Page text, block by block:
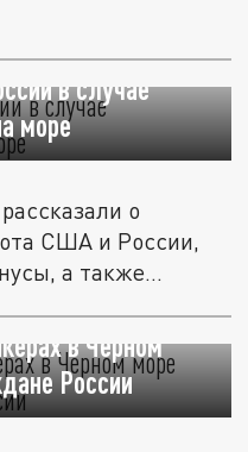
в случае
море
о
США и России,
а также...
в Чёрном
России